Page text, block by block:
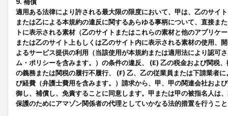
9. 補償
適用ある法律により許される最大限の限度において、甲は、乙のサイ
または乙による本規約の違反に関するあらゆる事柄について、直接ま
トに表示される素材（乙のサイトまたはこれらの素材と他のアプリ
または乙のサイト上もしくは乙のサイト内に表示される素材の使用、
よるサービス提供の利用（当該使用が本規約または適用法により認可
ム・ポリシーを含みます。）の条件の違反、 (E) 乙の税金および関税
の義務または関税の履行不履行、 (F) 乙、乙の従業員または下請業者
び経費（弁護士費用を含みます。）請求から、甲、甲の関連会社およ
御し、補償し、免責することに同意します。甲または甲の被指名人は
保護のためにアマゾン関係者の代理としていかなる法的措置を行うこ